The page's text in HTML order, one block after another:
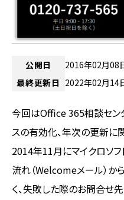
公開日
2016年02月08日
最終更新日 2022年02月14日
今回はOffice 365相談セン
スの有効化、年次の更新に
2014年11月にマイクロソ
流れ（Welcomeメール）
く、失敗した際のお問合せ